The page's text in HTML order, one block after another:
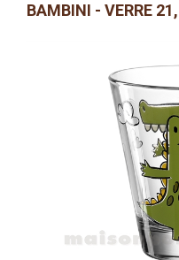
BAMBINI - VERRE